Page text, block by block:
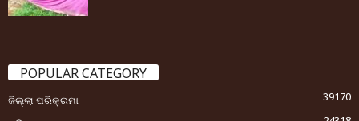
POPULAR CATEGORY
ଜିଲ୍ଲା ପରିକ୍ରମା
39170